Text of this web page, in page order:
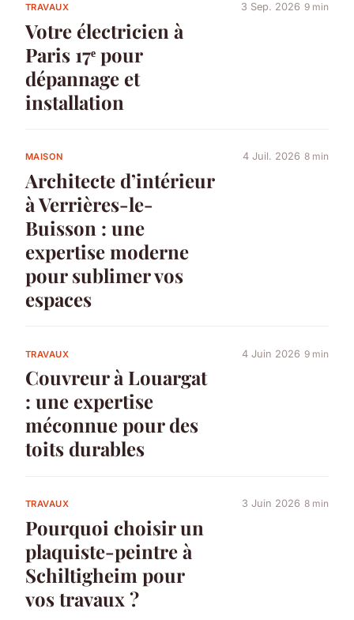
TRAVAUX
Votre électricien à
Paris 17ᵉ pour
dépannage et
installation
3 Sep. 2026 9 min
MAISON
Architecte d’intérieur
à Verrières-le-
Buisson : une
expertise moderne
pour sublimer vos
espaces
4 Juil. 2026 8 min
TRAVAUX
Couvreur à Louargat
: une expertise
méconnue pour des
toits durables
4 Juin 2026 9 min
TRAVAUX
Pourquoi choisir un
plaquiste-peintre à
Schiltigheim pour
vos travaux ?
3 Juin 2026 8 min